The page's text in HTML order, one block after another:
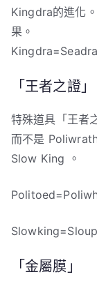
Kingdra的進化
果。
「王者之證」
特殊道具「王者
而不是
Slow King 。
「金屬膜」